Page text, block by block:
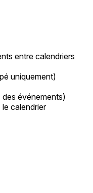
entre calendriers
uniquement)
des événements)
calendrier